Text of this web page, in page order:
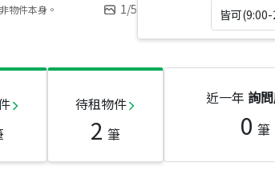
物件本身。 1/5 皆可
待租物件
2 筆
近一年 詢
0 筆